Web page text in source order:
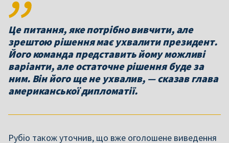
Це питання, яке потрібно вивчити, але
зрештою рішення має ухвалити президент.
Його команда представить йому можливі
варіанти, але остаточне рішення буде за
ним. Він його ще не ухвалив, — сказав глава
американської дипломатії.
Рубіо також уточнив, що вже оголошене виведення